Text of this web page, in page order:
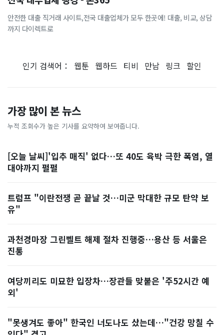
안전한 대출 직거래 사이트,전국 대출업체가 모두 한곳에! 대출, 비교, 상담
까지 다이렉트로
인기 검색어： 웹툰 웹하드 티비 만남 링크 할인
가장 많이 본 뉴스
누적 조회수가 높은 기사를 요약하여 보여줍니다.
[오늘 날씨]'입추 매직' 없다…또 40도 육박 극한 폭염, 열
대야까지 펄펄
트럼프 "이란전쟁 곧 끝날 것…미군 막대한 규모 탄약 보
유"
과천경마장 그린벨트 해제 절차 진행중…용산 등 서울은
진통
여당끼리도 미묘한 입장차…장관들 맞붙은 '주52시간 예
외'
"못생겨도 좋아" 한국인 너도나도 샀는데…"건강 망칠 수